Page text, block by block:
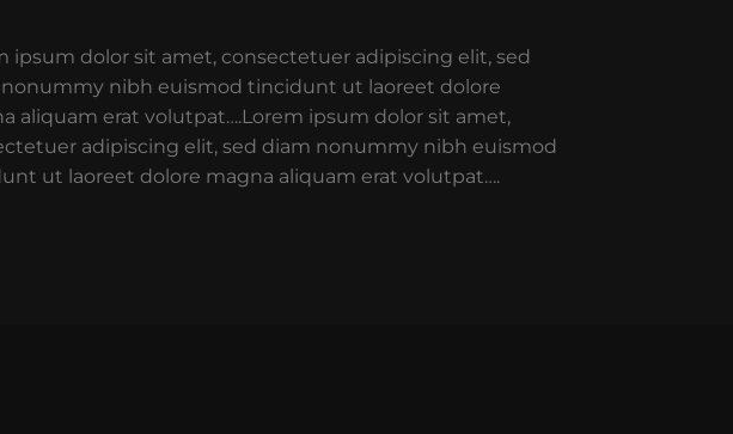
ipsum dolor sit amet, consectetuer adipiscing elit, sed
nibh euismod tincidunt ut laoreet dolore
aliquam erat volutpat….Lorem ipsum dolor sit amet,
adipiscing elit, sed diam nonummy nibh euismod
ut laoreet dolore magna aliquam erat volutpat….